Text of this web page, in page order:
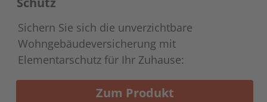
Sichern Sie sich die unverzichtbare
Wohngebäudeversicherung mit
Elementarschutz für Ihr Zuhause:
Zum Produkt